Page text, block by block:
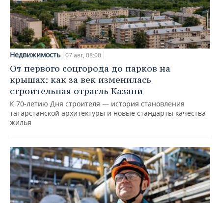
Недвижимость 07 авг, 08:00
От первого соцгорода до парков на
крышах: как за век изменилась
строительная отрасль Казани
К 70-летию Дня строителя — история становления
татарстанской архитектуры и новые стандарты качества
жилья